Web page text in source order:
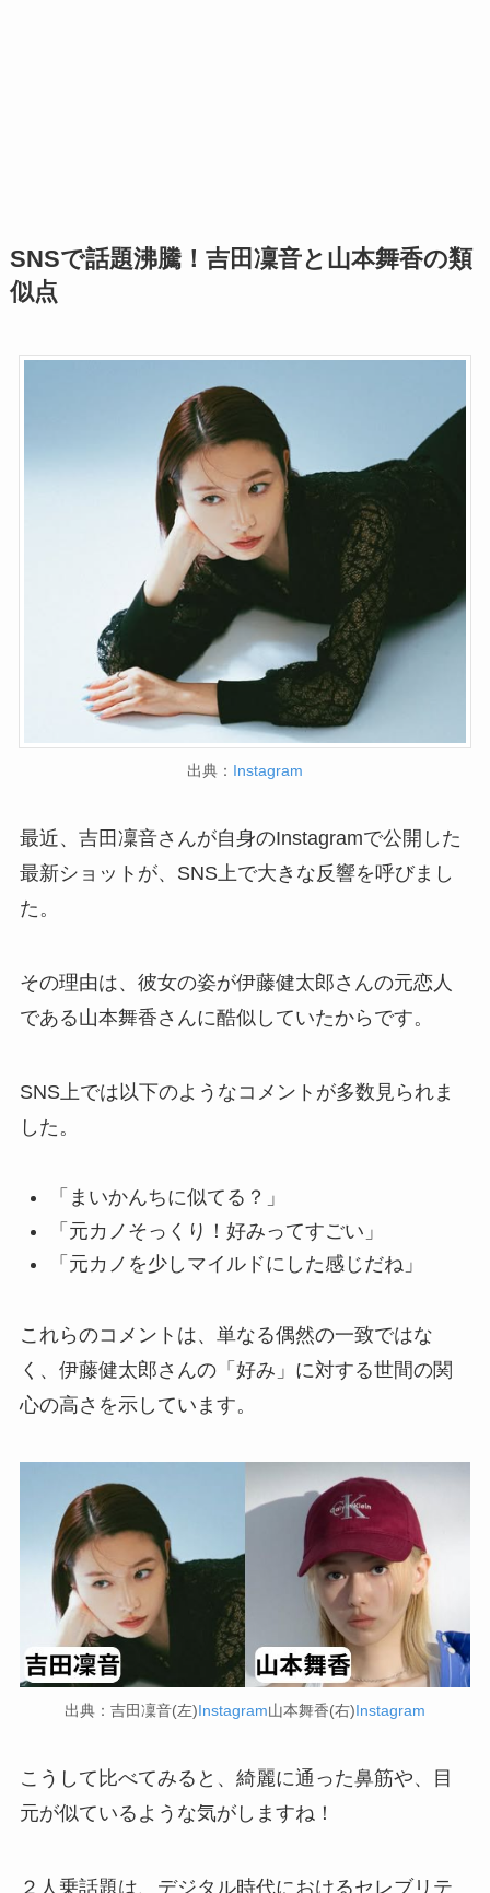
SNSで話題沸騰！吉田凜音と山本舞香の類
似点
出典： Instagram
最近、吉田凜音さんが自身のInstagramで公開した
最新ショットが、SNS上で大きな反響を呼びまし
た。
その理由は、彼女の姿が伊藤健太郎さんの元恋人
である山本舞香さんに酷似していたからです。
SNS上では以下のようなコメントが多数見られま
した。
「まいかんちに似てる？」
「元カノそっくり！好みってすごい」
「元カノを少しマイルドにした感じだね」
これらのコメントは、単なる偶然の一致ではな
く、伊藤健太郎さんの「好み」に対する世間の関
心の高さを示しています。
出典：吉田凜音(左)Instagram山本舞香(右)Instagram
こうして比べてみると、綺麗に通った鼻筋や、目
元が似ているような気がしますね！
２人乗話題は、デジタル時代におけるセレブリテ